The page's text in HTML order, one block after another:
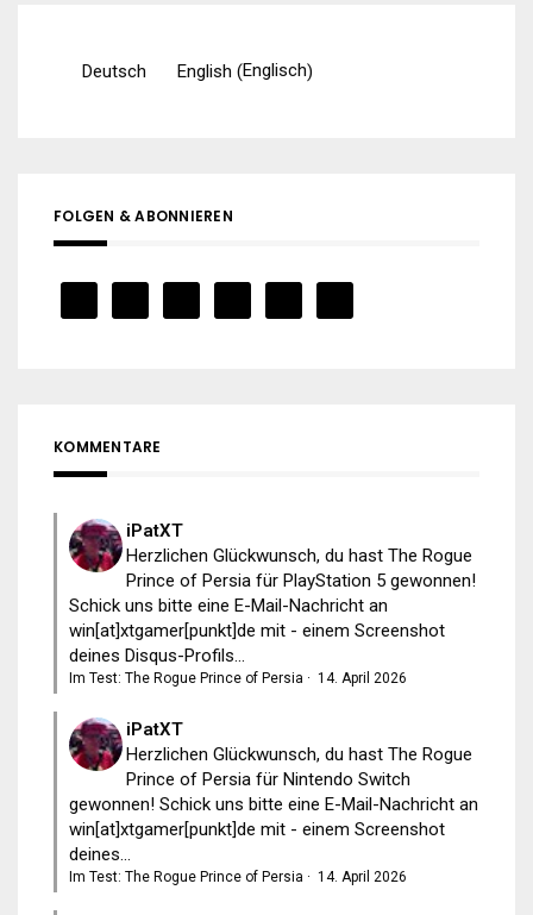
Deutsch English (Englisch)
FOLGEN & ABONNIEREN
KOMMENTARE
iPatXT
Herzlichen Glückwunsch, du hast The Rogue
Prince of Persia für PlayStation 5 gewonnen!
Schick uns bitte eine E-Mail-Nachricht an
win[at]xtgamer[punkt]de mit - einem Screenshot
deines Disqus-Profils...
Im Test: The Rogue Prince of Persia · 14. April 2026
iPatXT
Herzlichen Glückwunsch, du hast The Rogue
Prince of Persia für Nintendo Switch
gewonnen! Schick uns bitte eine E-Mail-Nachricht an
win[at]xtgamer[punkt]de mit - einem Screenshot
deines...
Im Test: The Rogue Prince of Persia · 14. April 2026